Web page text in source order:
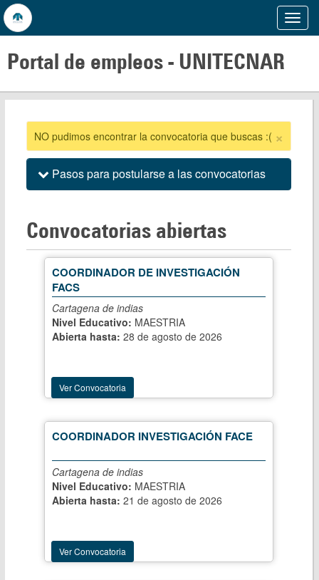
Menu
Portal de empleos - UNITECNAR
×
NO pudimos encontrar la convocatoria que buscas :(
Pasos para postularse a las convocatorias
Convocatorias abiertas
COORDINADOR DE INVESTIGACIÓN
FACS
Cartagena de indias
Nivel Educativo: MAESTRIA
Abierta hasta: 28 de agosto de 2026
Ver Convocatoria
COORDINADOR INVESTIGACIÓN FACE
Cartagena de indias
Nivel Educativo: MAESTRIA
Abierta hasta: 21 de agosto de 2026
Ver Convocatoria